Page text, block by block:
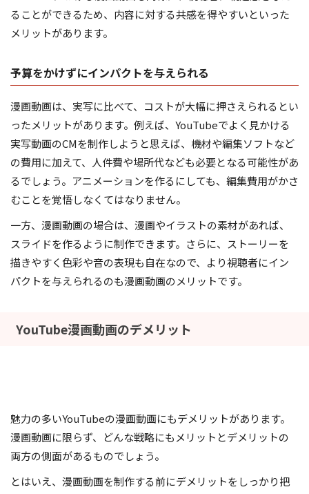
ることができるため、内容に対する共感を得やすいといった
メリットがあります。
予算をかけずにインパクトを与えられる
漫画動画は、実写に比べて、コストが大幅に押さえられるとい
ったメリットがあります。例えば、YouTubeでよく見かける
実写動画のCMを制作しようと思えば、機材や編集ソフトなど
の費用に加えて、人件費や場所代なども必要となる可能性があ
るでしょう。アニメーションを作るにしても、編集費用がかさ
むことを覚悟しなくてはなりません。
一方、漫画動画の場合は、漫画やイラストの素材があれば、
スライドを作るように制作できます。さらに、ストーリーを
描きやすく色彩や音の表現も自在なので、より視聴者にイン
パクトを与えられるのも漫画動画のメリットです。
YouTube漫画動画のデメリット
魅力の多いYouTubeの漫画動画にもデメリットがあります。
漫画動画に限らず、どんな戦略にもメリットとデメリットの
両方の側面があるものでしょう。
とはいえ、漫画動画を制作する前にデメリットをしっかり把